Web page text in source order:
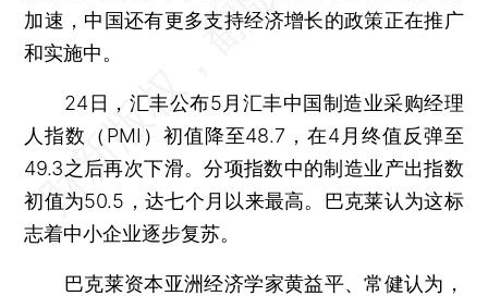
加速，中国还有更多支持经济增长的政策正在推广
和实施中。
24日，汇丰公布5月汇丰中国制造业采购经理
人指数（PMI）初值降至48.7，在4月终值反弹至
49.3之后再次下滑。分项指数中的制造业产出指数
初值为50.5，达七个月以来最高。巴克莱认为这标
志着中小企业逐步复苏。
巴克莱资本亚洲经济学家黄益平、常健认为，